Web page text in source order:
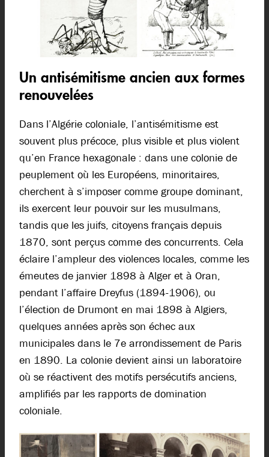
Un antisémitisme ancien aux formes
renouvelées
Dans l’Algérie coloniale, l’antisémitisme est
souvent plus précoce, plus visible et plus violent
qu’en France hexagonale : dans une colonie de
peuplement où les Européens, minoritaires,
cherchent à s’imposer comme groupe dominant,
ils exercent leur pouvoir sur les musulmans,
tandis que les juifs, citoyens français depuis
1870, sont perçus comme des concurrents. Cela
éclaire l’ampleur des violences locales, comme les
émeutes de janvier 1898 à Alger et à Oran,
pendant l’affaire Dreyfus (1894-1906), ou
l’élection de Drumont en mai 1898 à Algiers,
quelques années après son échec aux
municipales dans le 7e arrondissement de Paris
en 1890. La colonie devient ainsi un laboratoire
où se réactivent des motifs persécutifs anciens,
amplifiés par les rapports de domination
coloniale.